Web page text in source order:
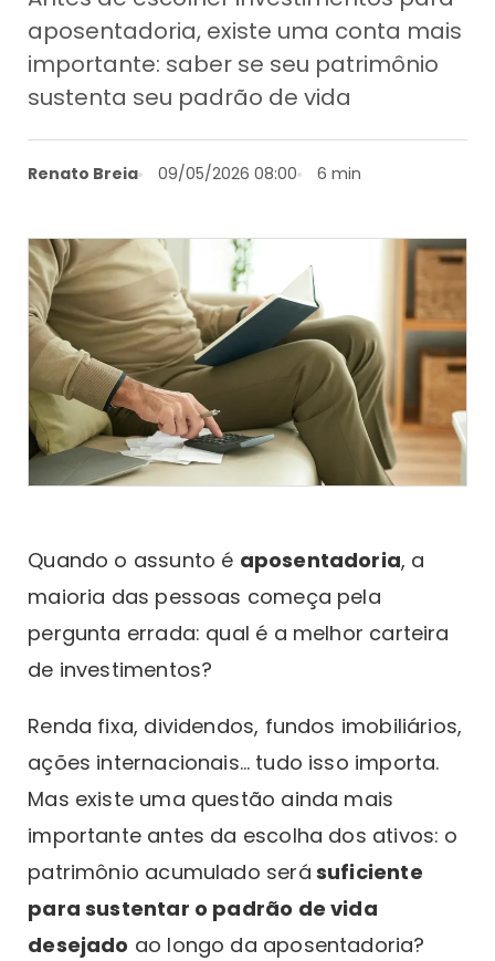
aposentadoria, existe uma conta mais
importante: saber se seu patrimônio
sustenta seu padrão de vida
Renato Breia 09/05/2026 08:00 6 min
Quando o assunto é aposentadoria, a
maioria das pessoas começa pela
pergunta errada: qual é a melhor carteira
de investimentos?
Renda fixa, dividendos, fundos imobiliários,
ações internacionais… tudo isso importa.
Mas existe uma questão ainda mais
importante antes da escolha dos ativos: o
patrimônio acumulado será suficiente
para sustentar o padrão de vida
desejado ao longo da aposentadoria?